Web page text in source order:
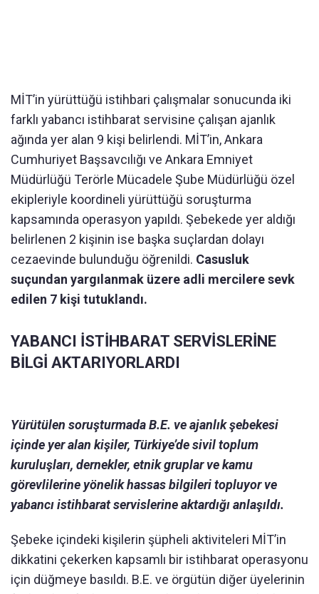
MİT’in yürüttüğü istihbari çalışmalar sonucunda iki
farklı yabancı istihbarat servisine çalışan ajanlık
ağında yer alan 9 kişi belirlendi. MİT’in, Ankara
Cumhuriyet Başsavcılığı ve Ankara Emniyet
Müdürlüğü Terörle Mücadele Şube Müdürlüğü özel
ekipleriyle koordineli yürüttüğü soruşturma
kapsamında operasyon yapıldı. Şebekede yer aldığı
belirlenen 2 kişinin ise başka suçlardan dolayı
cezaevinde bulunduğu öğrenildi. Casusluk
suçundan yargılanmak üzere adli mercilere sevk
edilen 7 kişi tutuklandı.
YABANCI İSTİHBARAT SERVİSLERİNE
BİLGİ AKTARIYORLARDI
Yürütülen soruşturmada B.E. ve ajanlık şebekesi
içinde yer alan kişiler, Türkiye’de sivil toplum
kuruluşları, dernekler, etnik gruplar ve kamu
görevlilerine yönelik hassas bilgileri topluyor ve
yabancı istihbarat servislerine aktardığı anlaşıldı.
Şebeke içindeki kişilerin şüpheli aktiviteleri MİT’in
dikkatini çekerken kapsamlı bir istihbarat operasyonu
için düğmeye basıldı. B.E. ve örgütün diğer üyelerinin